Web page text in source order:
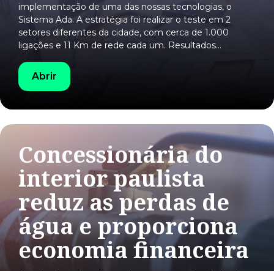
implementação de uma das nossas tecnologias, o
Sistema Ada. A estratégia foi realizar o teste em 2
setores diferentes da cidade, com cerca de 1.000
ligações e 11 Km de rede cada um. Resultados…
Abrir
Concessionária do
interior paulista
reduz as perdas de
água e proporciona
economia financeira